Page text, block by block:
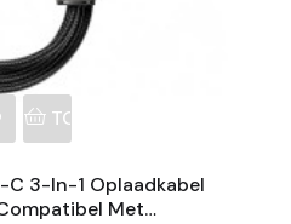
TOEVOEGEN AAN
C 3-In-1 Oplaadkabel
Met